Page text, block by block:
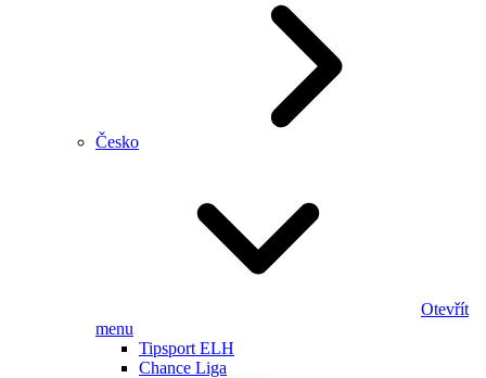
Česko
Otevřít
menu
Tipsport ELH
Chance Liga